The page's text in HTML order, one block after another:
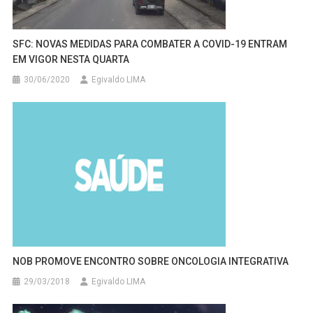
SFC: NOVAS MEDIDAS PARA COMBATER A COVID-19 ENTRAM
EM VIGOR NESTA QUARTA
30/06/2020 Egivaldo LIMA
NOB PROMOVE ENCONTRO SOBRE ONCOLOGIA INTEGRATIVA
29/03/2018 Egivaldo LIMA